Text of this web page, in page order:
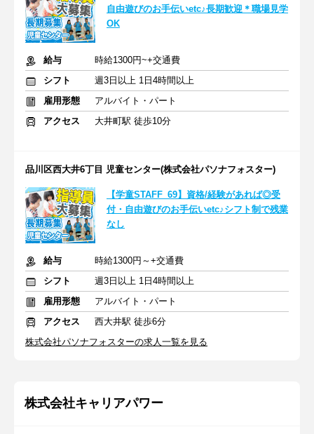
自由遊びのお手伝いetc♪長期歓迎＊職場見学
OK
給与
時給1300円~+交通費
シフト
週3日以上 1日4時間以上
雇用形態
アルバイト・パート
アクセス
大井町駅 徒歩10分
品川区西大井6丁目 児童センター(株式会社パソナフォスター)
【学童STAFF_69】資格/経験があれば◎受
付・自由遊びのお手伝いetc♪シフト制で残業
なし
給与
時給1300円～+交通費
シフト
週3日以上 1日4時間以上
雇用形態
アルバイト・パート
アクセス
西大井駅 徒歩6分
株式会社パソナフォスターの求人一覧を見る
株式会社キャリアパワー